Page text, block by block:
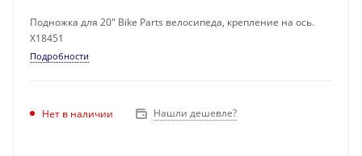
Подножка для 20" Bike Parts велосипеда, крепление на ось.
Х18451
Подробности
Нет в наличии Нашли дешевле?